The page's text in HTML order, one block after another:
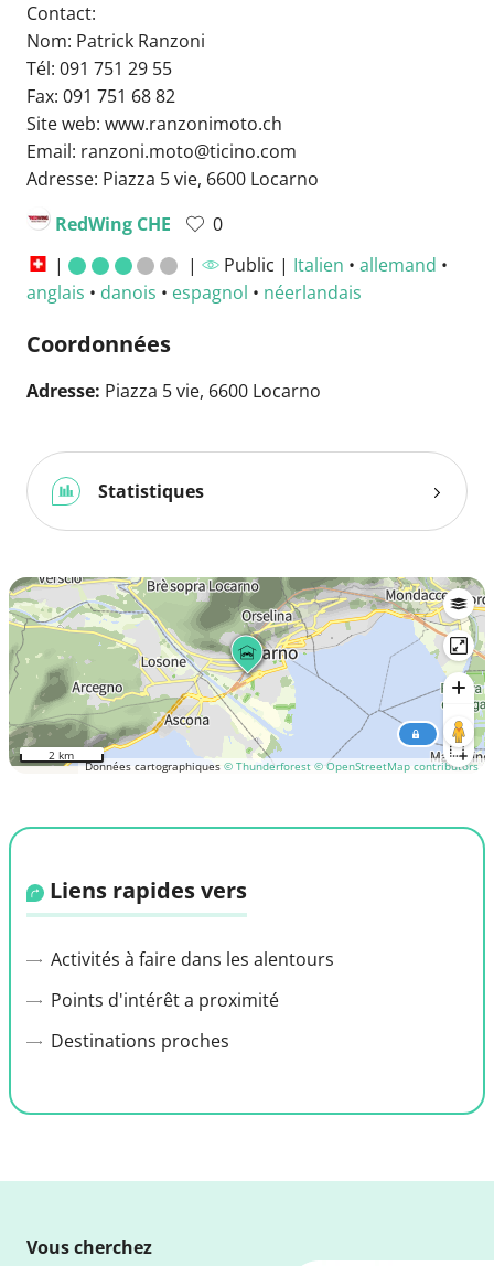
Contact:
Nom: Patrick Ranzoni
Tél: 091 751 29 55
Fax: 091 751 68 82
Site web: www.ranzonimoto.ch
Email: ranzoni.moto@ticino.com
Adresse: Piazza 5 vie, 6600 Locarno
RedWing CHE
0
|
| Public | Italien • allemand •
anglais • danois • espagnol • néerlandais
Coordonnées
Adresse: Piazza 5 vie, 6600 Locarno
Statistiques
Données cartographiques © Thunderforest © OpenStreetMap contributors
2 km
Liens rapides vers
Activités à faire dans les alentours
Points d'intérêt a proximité
Destinations proches
Vous cherchez